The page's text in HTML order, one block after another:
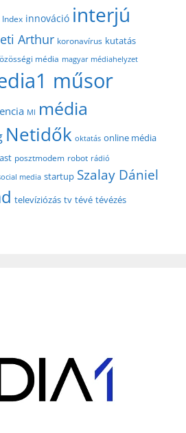
Index innováció interjú
Arthur koronavírus kutatás
média magyar médiahelyzet
műsor
MI média
Netidők oktatás online média
posztmodem robot rádió
media startup Szalay Dániel
televíziózás tv tévé tévézés